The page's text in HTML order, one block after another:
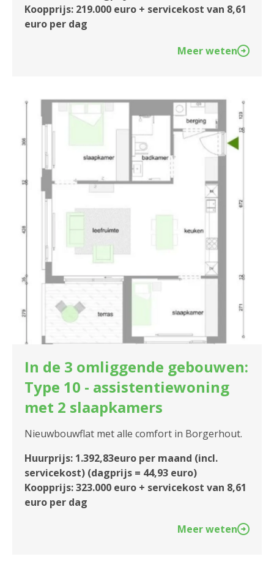
Koopprijs: 219.000 euro + servicekost van 8,61
euro per dag
Meer weten
In de 3 omliggende gebouwen:
Type 10 - assistentiewoning
met 2 slaapkamers
Nieuwbouwflat met alle comfort in Borgerhout.
Huurprijs: 1.392,83euro per maand (incl.
servicekost) (dagprijs = 44,93 euro)
Koopprijs: 323.000 euro + servicekost van 8,61
euro per dag
Meer weten